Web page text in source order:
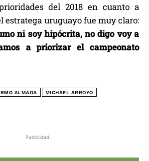
Publicidad
del 2018 en cuanto a
estratega uruguayo fue muy claro:
ni soy hipócrita, no digo voy a
a priorizar el campeonato
ALMADA MICHAEL ARROYO